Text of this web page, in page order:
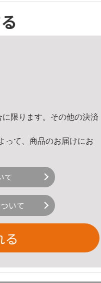
限ります。その他の決済
って、商品のお届けにお
て
いて
る